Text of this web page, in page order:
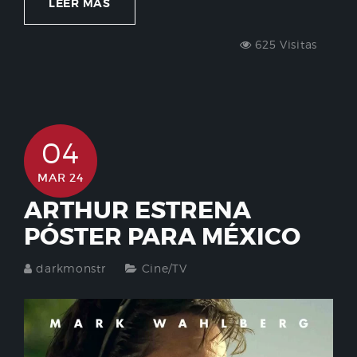
LEER MÁS
625 Visitas
04
MAR 24
ARTHUR ESTRENA
PÓSTER PARA MÉXICO
darkmonstr Cine/TV